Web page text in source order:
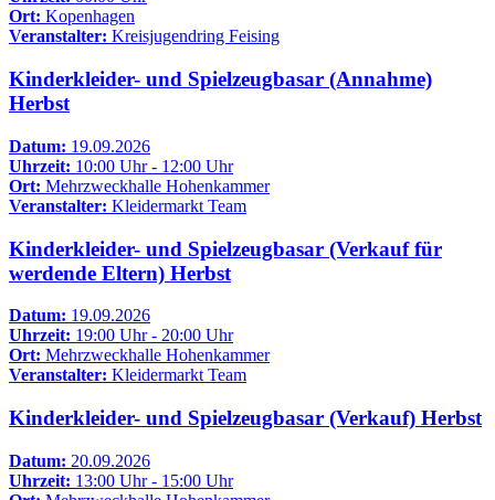
Ort: Kopenhagen
Veranstalter: Kreisjugendring Feising
Kinderkleider- und Spielzeugbasar (Annahme)
Herbst
Datum: 19.09.2026
Uhrzeit: 10:00 Uhr - 12:00 Uhr
Ort: Mehrzweckhalle Hohenkammer
Veranstalter: Kleidermarkt Team
Kinderkleider- und Spielzeugbasar (Verkauf für
werdende Eltern) Herbst
Datum: 19.09.2026
Uhrzeit: 19:00 Uhr - 20:00 Uhr
Ort: Mehrzweckhalle Hohenkammer
Veranstalter: Kleidermarkt Team
Kinderkleider- und Spielzeugbasar (Verkauf) Herbst
Datum: 20.09.2026
Uhrzeit: 13:00 Uhr - 15:00 Uhr